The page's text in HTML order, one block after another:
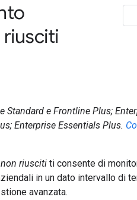
e Frontline Plus;
Enterprise Essentials Plus.
riusciti ti consente di
in un dato intervallo di
avanzata.